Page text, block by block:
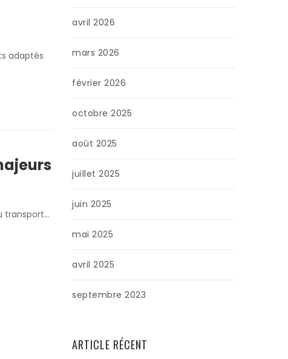
adaptés
transport…
avril 2026
mars 2026
février 2026
octobre 2025
août 2025
juillet 2025
juin 2025
mai 2025
avril 2025
septembre 2023
ARTICLE RÉCENT